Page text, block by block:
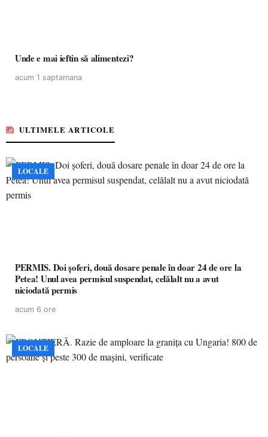
Unde e mai ieftin să alimentezi?
acum 1 saptamana
ULTIMELE ARTICOLE
LOCALE
PERMIS. Doi șoferi, două dosare penale în doar 24 de ore la
Petea! Unul avea permisul suspendat, celălalt nu a avut
niciodată permis
acum 6 ore
LOCALE